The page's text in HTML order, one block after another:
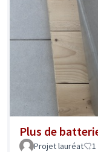
Plus de
Projet lauréat 1